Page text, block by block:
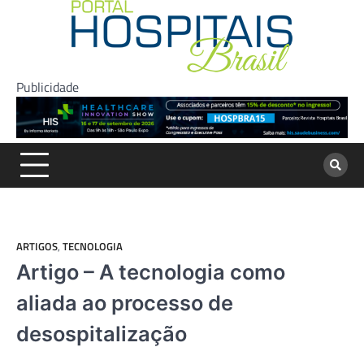
Publicidade
ARTIGOS, TECNOLOGIA
Artigo – A tecnologia como
aliada ao processo de
desospitalização